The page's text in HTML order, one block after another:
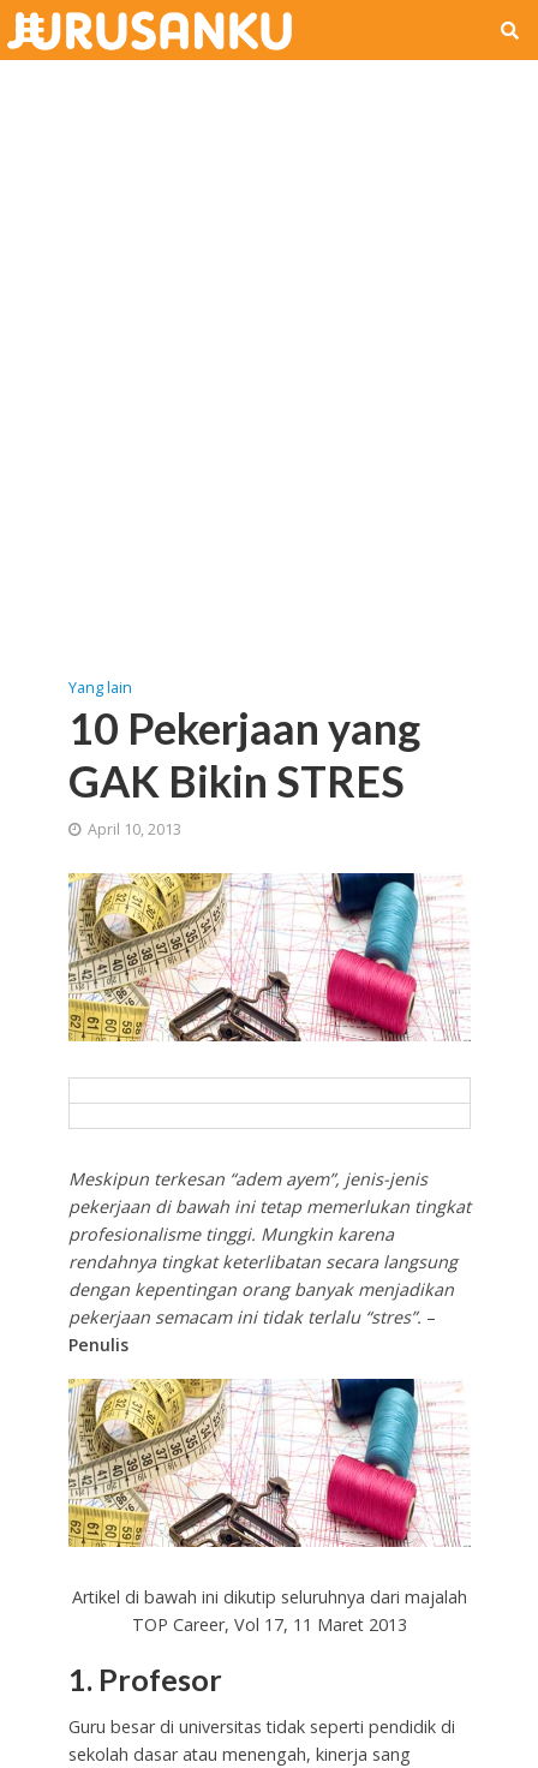
Yang lain
10 Pekerjaan yang
GAK Bikin STRES
April 10, 2013
Meskipun terkesan “adem ayem”, jenis-jenis
pekerjaan di bawah ini tetap memerlukan tingkat
profesionalisme tinggi. Mungkin karena
rendahnya tingkat keterlibatan secara langsung
dengan kepentingan orang banyak menjadikan
pekerjaan semacam ini tidak terlalu “stres”. –
Penulis
Artikel di bawah ini dikutip seluruhnya dari majalah
TOP Career, Vol 17, 11 Maret 2013
1. Profesor
Guru besar di universitas tidak seperti pendidik di
sekolah dasar atau menengah, kinerja sang